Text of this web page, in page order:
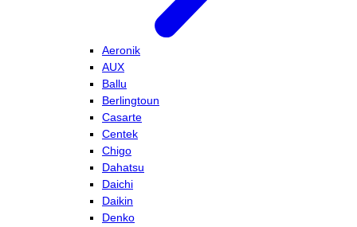
Aeronik
AUX
Ballu
Berlingtoun
Casarte
Centek
Chigo
Dahatsu
Daichi
Daikin
Denko